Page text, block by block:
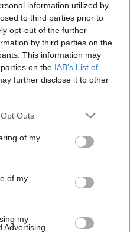
information utilized by
to third parties prior to
opt-out of the further
by third parties on the
This information may
on the IAB’s List of
further disclose it to other
Outs
of my
of my
my
Advertising.
maar transfermarkt
schrijft Europese
Ajax-talent Abdellah
volgende ronde na